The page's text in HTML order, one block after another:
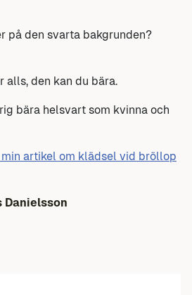
på den svarta bakgrunden?
alls, den kan du bära.
bära helsvart som kvinna och
artikel om klädsel vid bröllop